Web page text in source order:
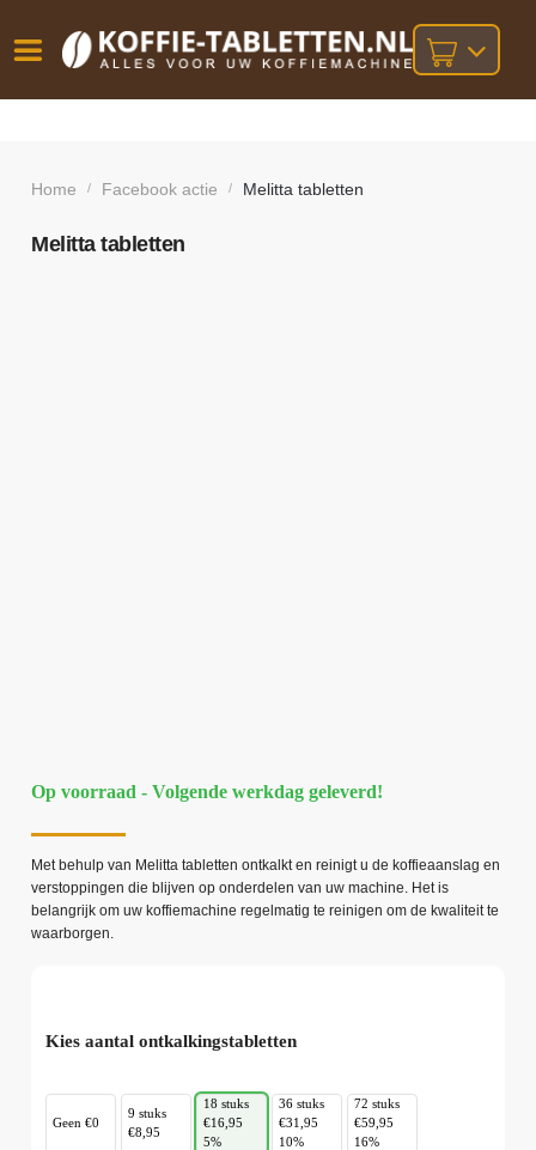
besteld,
volgende
bij orders
boven
Home / Facebook actie / Melitta tabletten
Melitta tabletten
Op voorraad - Volgende werkdag geleverd!
Met behulp van Melitta tabletten ontkalkt en reinigt u de koffieaanslag en
verstoppingen die blijven op onderdelen van uw machine. Het is
belangrijk om uw koffiemachine regelmatig te reinigen om de kwaliteit te
waarborgen.
Kies aantal ontkalkingstabletten
Geen €0
9 stuks
€8,95
18 stuks
€16,95
5%
36 stuks
€31,95
10%
72 stuks
€59,95
16%